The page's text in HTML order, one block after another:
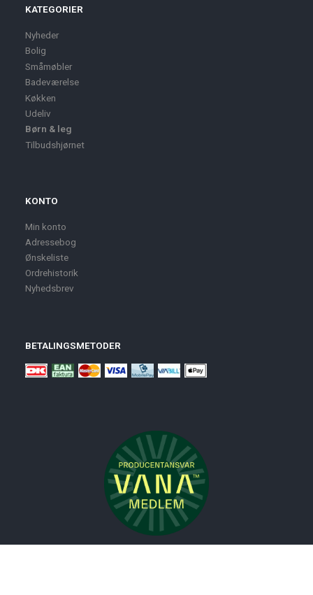
KATEGORIER
Nyheder
Bolig
Småmøbler
Badeværelse
Køkken
Udeliv
Børn & leg
Tilbudshjørnet
KONTO
Min konto
Adressebog
Ønskeliste
Ordrehistorik
Nyhedsbrev
BETALINGSMETODER